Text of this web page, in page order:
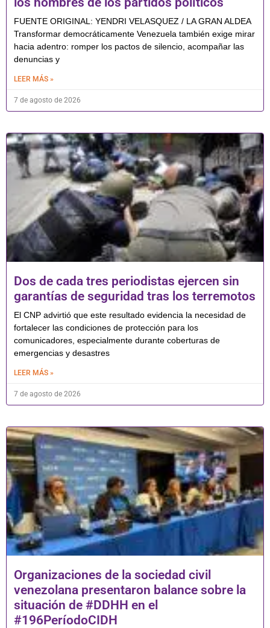
FUENTE ORIGINAL: YENDRI VELASQUEZ / LA GRAN ALDEA
Transformar democráticamente Venezuela también exige mirar
hacia adentro: romper los pactos de silencio, acompañar las
denuncias y
LEER MÁS »
7 de agosto de 2026
Dos de cada tres periodistas ejercen sin
garantías de seguridad tras los terremotos
El CNP advirtió que este resultado evidencia la necesidad de
fortalecer las condiciones de protección para los
comunicadores, especialmente durante coberturas de
emergencias y desastres
LEER MÁS »
7 de agosto de 2026
Organizaciones de la sociedad civil
venezolana presentaron balance sobre la
situación de #DDHH en el
#196PeríodoCIDH